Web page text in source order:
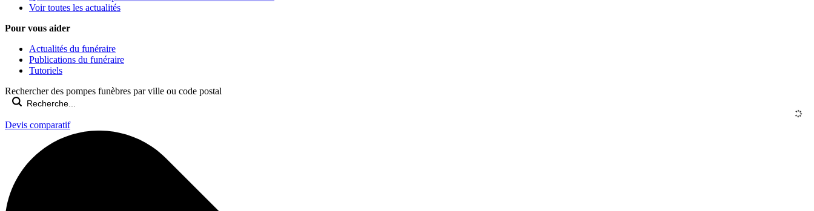
Voir toutes les actualités
Pour vous aider
Actualités du funéraire
Publications du funéraire
Tutoriels
Rechercher des pompes funèbres par ville ou code postal
Devis comparatif